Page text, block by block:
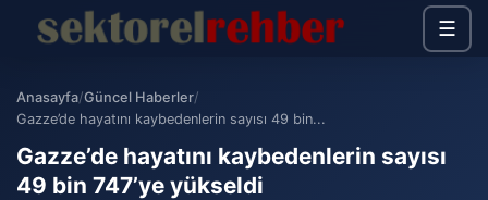
☰
Anasayfa/Güncel Haberler/
Gazze’de hayatını kaybedenlerin sayısı 49 bin...
Gazze’de hayatını kaybedenlerin sayısı
49 bin 747’ye yükseldi